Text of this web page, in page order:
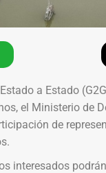
a Estado
el Ministerio de
de
interesados